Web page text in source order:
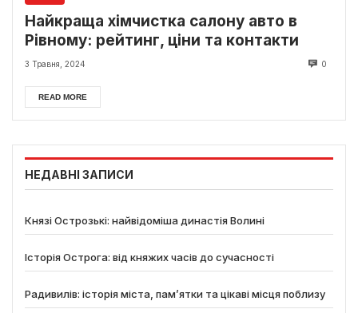
Найкраща хімчистка салону авто в
Рівному: рейтинг, ціни та контакти
3 Травня, 2024 0
READ MORE
НЕДАВНІ ЗАПИСИ
Князі Острозькі: найвідоміша династія Волині
Історія Острога: від княжих часів до сучасності
Радивилів: історія міста, пам’ятки та цікаві місця поблизу